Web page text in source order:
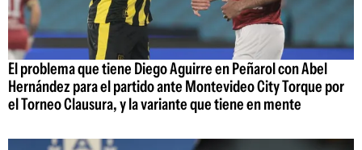
El problema que tiene Diego Aguirre en Peñarol con Abel
Hernández para el partido ante Montevideo City Torque por
el Torneo Clausura, y la variante que tiene en mente